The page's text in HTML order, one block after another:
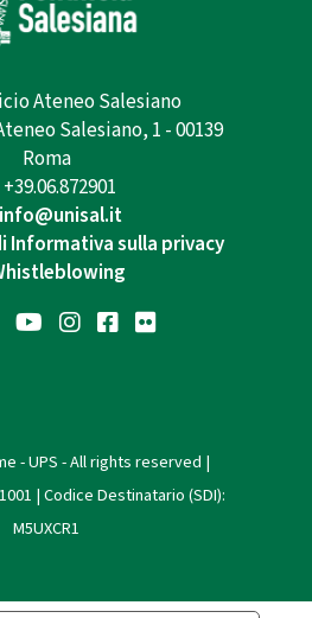
Ateneo Salesiano
Salesiano, 1 - 00139
Roma
+39.06.872901
info@unisal.it
Informativa sulla privacy
- UPS - All rights reserved |
| Codice Destinatario (SDI):
M5UXCR1